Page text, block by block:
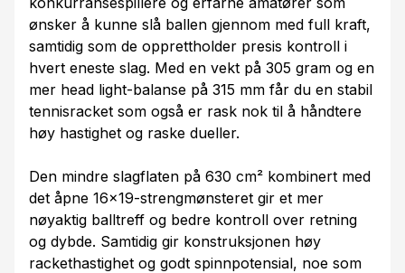
ønsker å kunne slå ballen gjennom med full kraft,
samtidig som de opprettholder presis kontroll i
hvert eneste slag. Med en vekt på 305 gram og en
mer head light-balanse på 315 mm får du en stabil
tennisracket som også er rask nok til å håndtere
høy hastighet og raske dueller.
Den mindre slagflaten på 630 cm² kombinert med
det åpne 16x19-strengmønsteret gir et mer
nøyaktig balltreff og bedre kontroll over retning
og dybde. Samtidig gir konstruksjonen høy
rackethastighet og godt spinnpotensial, noe som